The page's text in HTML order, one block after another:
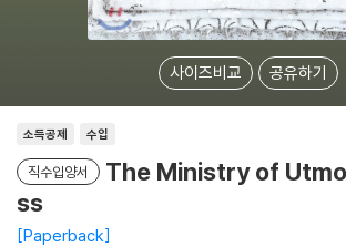
사이즈비교 공유하기
소득공제 수입
직수입양서
The Ministry of
ss
Paperback